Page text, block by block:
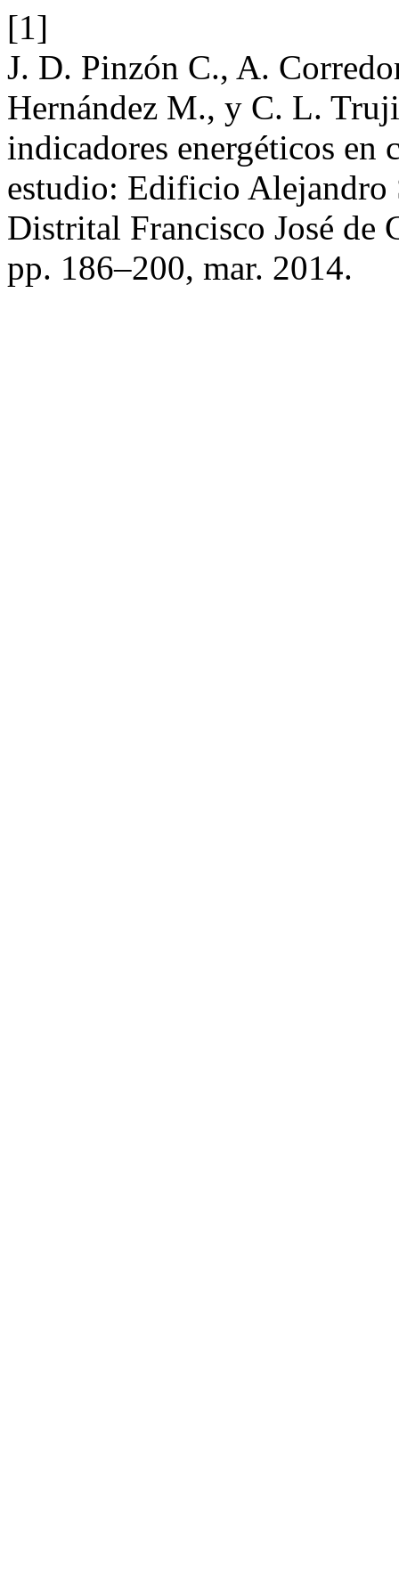
[1]
J. D. Pinzón C., A.
Hernández M., y C. L.
indicadores energéticos en
estudio: Edificio Alejandro
Distrital Francisco José de
pp. 186–200, mar. 2014.